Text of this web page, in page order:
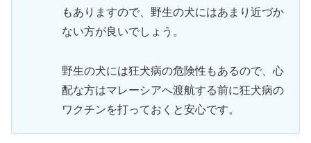
もありますので、野生の犬にはあまり近づか
ない方が良いでしょう。
野生の犬には狂犬病の危険性もあるので、心
配な方はマレーシアへ渡航する前に狂犬病の
ワクチンを打っておくと安心です。